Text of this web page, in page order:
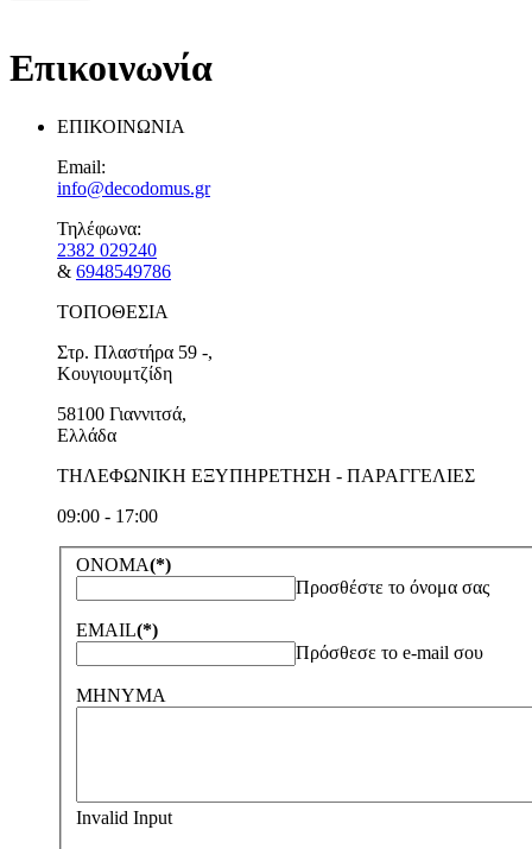
Επικοινωνία
ΕΠΙΚΟΙΝΩΝΙΑ
Email:
info@decodomus.gr
Τηλέφωνα:
2382 029240
& 6948549786
ΤΟΠΟΘΕΣΙΑ
Στρ. Πλαστήρα 59 -,
Κουγιουμτζίδη
58100 Γιαννιτσά,
Ελλάδα
ΤΗΛΕΦΩΝΙΚΗ ΕΞΥΠΗΡΕΤΗΣΗ - ΠΑΡΑΓΓΕΛΙΕΣ
09:00 - 17:00
ΟΝΟΜΑ(*)
Προσθέστε το όνομα σας
EMAIL(*)
Πρόσθεσε το e-mail σου
ΜΗΝΥΜΑ
Invalid Input